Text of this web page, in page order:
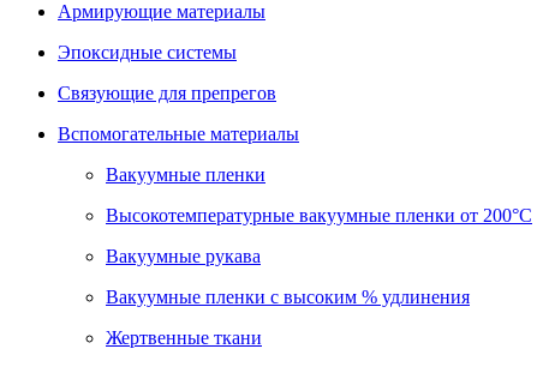
Армирующие материалы
Эпоксидные системы
Связующие для препрегов
Вспомогательные материалы
Вакуумные пленки
Высокотемпературные вакуумные пленки от 200°С
Вакуумные рукава
Вакуумные пленки с высоким % удлинения
Жертвенные ткани